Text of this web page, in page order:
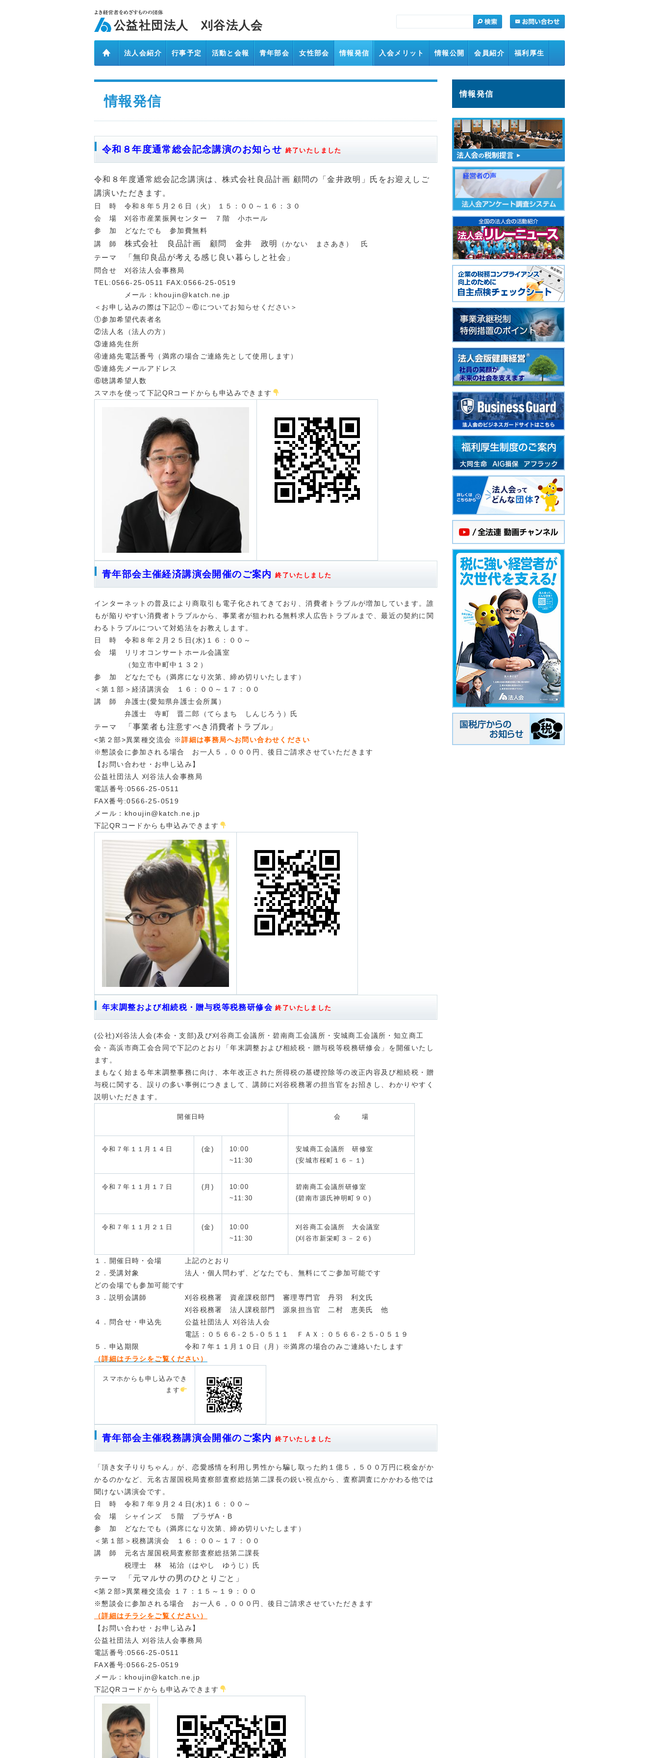
公益社団法人 刈谷法人会
法人会紹介 行事予定 活動と会報 青年部会 女性部会 情報発信 入会メリット 情報公開 会員紹介 福利厚生
リンク
情報発信
令和８年度通常総会記念講演のお知らせ 終了いたしました
令和８年度通常総会記念講演は、株式会社良品計画 顧問の「金井政明」氏をお迎えしご
講演いただきます。
日 時 令和８年５月２６日（火） １５：００～１６：３０
会 場 刈谷市産業振興センター ７階 小ホール
参 加 どなたでも 参加費無料
講 師 株式会社 良品計画 顧問 金井 政明
（かない まさあき） 氏
テーマ
「無印良品が考える感じ良い暮らしと社会」
問合せ 刈谷法人会事務局
TEL:0566-25-0511 FAX:0566-25-0519
メール：khoujin@katch.ne.jp
＜お申し込みの際は下記①～⑥についてお知らせください＞
①参加希望代表者名
②法人名（法人の方）
③連絡先住所
④連絡先電話番号（満席の場合ご連絡先として使用します）
⑤連絡先メールアドレス
⑥聴講希望人数
スマホを使って下記QRコードからも申込みできます
青年部会主催経済講演会開催のご案内終了いたしました
インターネットの普及により商取引も電子化されてきており、消費者トラブルが増加しています。 誰
もが陥りやすい消費者トラブルから、事業者が狙われる無料求人広告トラブルまで、最近の契約に関
わるトラブルについて対処法をお教えします。
日 時 令和８年２月２５日(水)１６：００～
会 場 リリオコンサートホール会議室
（知立市中町中１３２）
参 加 どなたでも（満席になり次第、締め切りいたします）
＜第１部＞経済講演会 １６：００～１７：００
講 師 弁護士(愛知県弁護士会所属）
弁護士 寺町 晋二郎（てらまち しんじろう）氏
テーマ
「事業者も注意すべき消費者トラブル 」
<第２部>異業種交流会 ※詳細は事務局へお問い合わせください
※懇談会に参加される場合 お一人５，０００円、後日ご請求させていただきます
【お問い合わせ・お申し込み】
公益社団法人 刈谷法人会事務局
電話番号:0566-25-0511
FAX番号:0566-25-0519
メール：khoujin@katch.ne.jp
下記QRコードからも申込みできます
年末調整および相続税・贈与税等税務研修会終了いたしました
(公社)刈谷法人会(本会・支部)及び刈谷商工会議所・碧南商工会議所・安城商工会議所・知立商工
会・高浜市商工会合同で下記のとおり「年末調整および相続税・贈与税等税務研修会」を開催いたし
ます。
まもなく始まる年末調整事務に向け、本年改正された所得税の基礎控除等の改正内容及び相続税・贈
与税に関する、誤りの多い事例につきまして、講師に刈谷税務署の担当官をお招きし、わかりやすく
説明いただきます。
開催日時 会 場
令和７年１１月１４日 (金)
10:00
~11:30
安城商工会議所 研修室
(安城市桜町１６－１)
令和７年１１月１７日 (月)
10:00
~11:30
碧南商工会議所研修室
(碧南市源氏神明町９０)
令和７年１１月２１日 (金)
10:00
~11:30
刈谷商工会議所 大会議室
(刈谷市新栄町３－２６)
１．開催日時・会場 上記のとおり
２．受講対象 法人・個人問わず、どなたでも、無料にてご参加可能です
どの会場でも参加可能です
３．説明会講師 刈谷税務署 資産課税部門 審理専門官 丹羽 利文氏
刈谷税務署 法人課税部門 源泉担当官 二村 恵美氏 他
４．問合せ・申込先 公益社団法人 刈谷法人会
電話：０５６６-２５-０５１１ ＦＡＸ：０５６６-２５-０５１９
５．申込期限 令和７年１１月１０日（月）※満席の場合のみご連絡いたします
（詳細はチラシをご覧ください）
スマホからも申し込みでき
ます
青年部会主催税務講演会開催のご案内終了いたしました
「頂き女子りりちゃん」が、恋愛感情を利用し男性から騙し取った約１億５，５００万円に税金がか
かるのかなど、元名古屋国税局査察部査察総括第二課長の鋭い視点から、査察調査にかかわる他では
聞けない講演会です。
日 時 令和７ 年９月２４日(水)１６：００～
会 場 シャインズ ５階 プラザA・B
参 加 どなたでも（満席になり次第、締め切りいたします）
＜第１部＞税務講演会 １６：００～１７：００
講 師 元名古屋国税局査察部査察総括第二課長
税理士 林 祐治（はやし ゆうじ）氏
テーマ
「元マルサの男のひとりごと 」
<第２部>異業種交流会 １７：１５～１９：００
※懇談会に参加される場合 お一人６，０００円、後日ご請求させていただきます
（詳細はチラシをご覧ください）
【お問い合わせ・お申し込み】
公益社団法人 刈谷法人会事務局
電話番号:0566-25-0511
FAX番号:0566-25-0519
メール：khoujin@katch.ne.jp
下記QRコードからも申込みできます
情報発信